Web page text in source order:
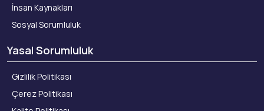
İnsan Kaynakları
Sosyal Sorumluluk
Yasal Sorumluluk
Gizlilik Politikası
Çerez Politikası